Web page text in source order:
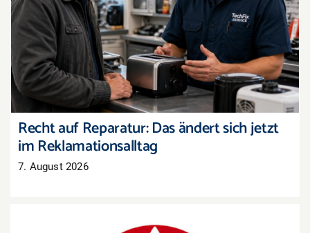
Recht auf Reparatur: Das ändert sich jetzt im
Reklamationsalltag
Recht auf Reparatur: Das ändert sich jetzt
im Reklamationsalltag
7. August 2026